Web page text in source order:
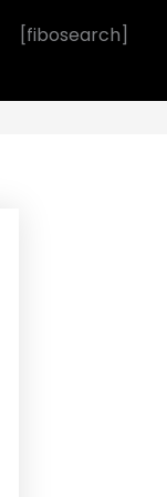
[fibosearch]